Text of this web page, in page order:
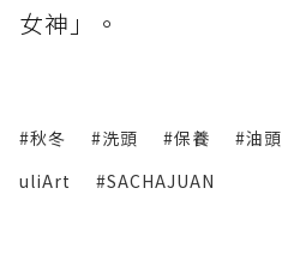
女神」。
#秋冬 #洗頭 #保養 #油頭
uliArt
#SACHAJUAN